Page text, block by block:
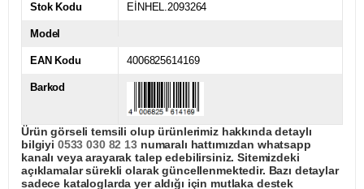
Stok Kodu EİNHEL.2093264
Model
EAN Kodu 4006825614169
Barkod
Ürün görseli temsili olup ürünlerimiz hakkında detaylı
bilgiyi 0533 030 82 13numaralı hattımızdan whatsapp
kanalı veya arayarak talep edebilirsiniz. Sitemizdeki
açıklamalar sürekli olarak güncellenmektedir. Bazı detaylar
sadece kataloglarda yer aldığı için mutlaka destek